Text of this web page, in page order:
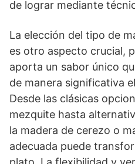
de lograr mediante
La elección del tipo de
es otro aspecto crucial,
aporta un sabor único
de manera significativa
Desde las clásicas
mezquite hasta
la madera de cerezo o
adecuada puede